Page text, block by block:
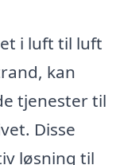
i luft til luft
kan
tjenester til
Disse
løsning til